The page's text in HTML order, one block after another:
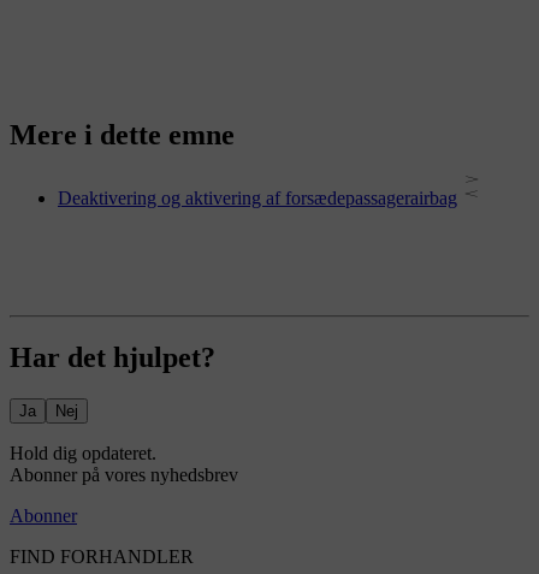
Mere i dette emne
Deaktivering og aktivering af forsædepassagerairbag
Har det hjulpet?
Ja Nej